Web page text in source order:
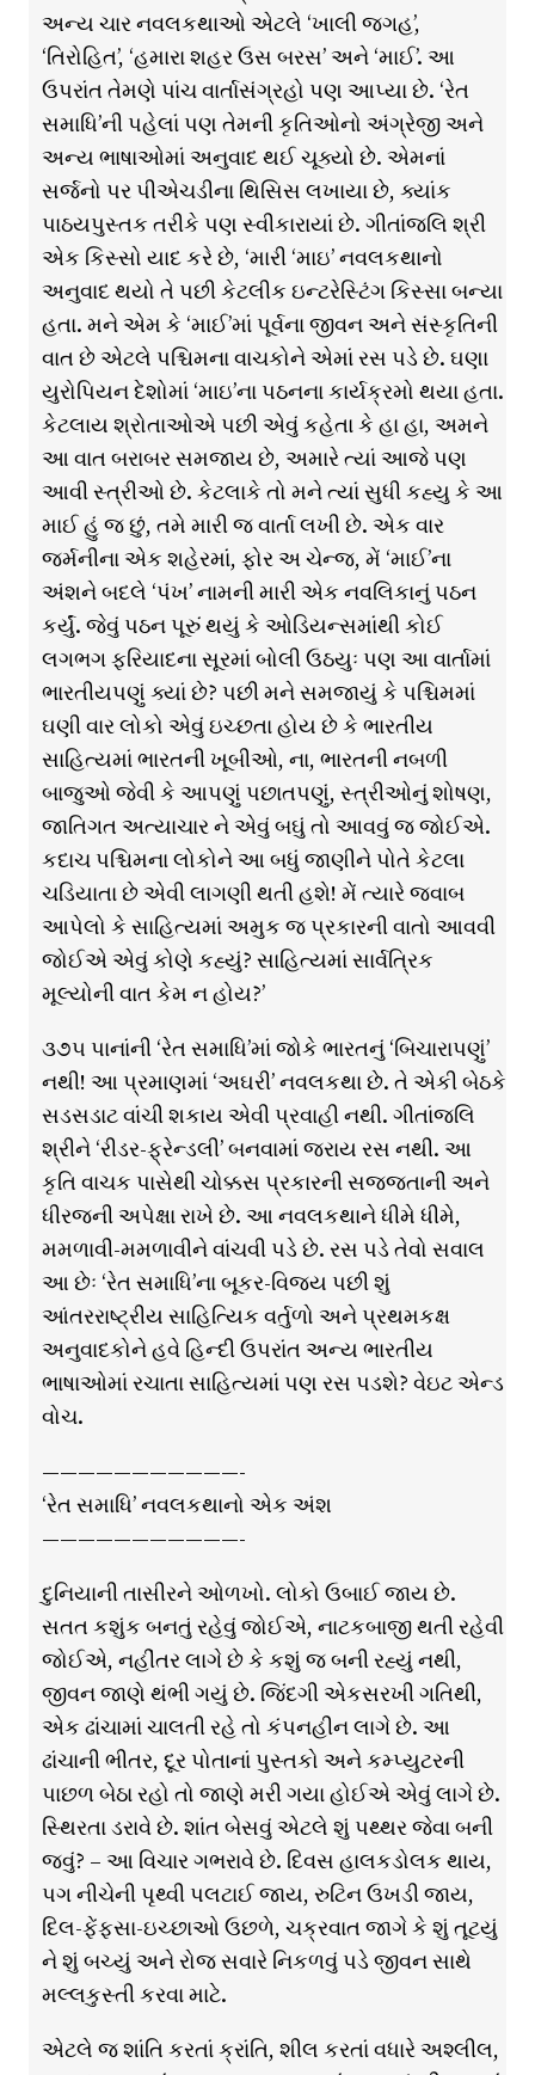
અન્ય ચાર નવલકથાઓ એટલે ‘ખાલી જગહ’,
‘તિરોહિત’, ‘હમારા શહર ઉસ બરસ’ અને ‘માઈ’. આ
ઉપરાંત તેમણે પાંચ વાર્તાસંગ્રહો પણ આપ્યા છે. ‘રેત
સમાધિ’ની પહેલાં પણ તેમની કૃતિઓનો અંગ્રેજી અને
અન્ય ભાષાઓમાં અનુવાદ થઈ ચૂક્યો છે. એમનાં
સર્જનો પર પીએચડીના થિસિસ લખાયા છે, ક્યાંક
પાઠયપુસ્તક તરીકે પણ સ્વીકારાયાં છે. ગીતાંજલિ શ્રી
એક કિસ્સો યાદ કરે છે, ‘મારી ‘માઇ’ નવલકથાનો
અનુવાદ થયો તે પછી કેટલીક ઇન્ટરેસ્ટિંગ કિસ્સા બન્યા
હતા. મને એમ કે ‘માઈ’માં પૂર્વના જીવન અને સંસ્કૃતિની
વાત છે એટલે પશ્ચિમના વાચકોને એમાં રસ પડે છે. ઘણા
યુરોપિયન દેશોમાં ‘માઇ’ના પઠનના કાર્યક્રમો થયા હતા.
કેટલાય શ્રોતાઓએ પછી એવું કહેતા કે હા હા, અમને
આ વાત બરાબર સમજાય છે, અમારે ત્યાં આજે પણ
આવી સ્ત્રીઓ છે. કેટલાકે તો મને ત્યાં સુધી કહ્યુ કે આ
માઈ હું જ છું, તમે મારી જ વાર્તા લખી છે. એક વાર
જર્મનીના એક શહેરમાં, ફોર અ ચેન્જ, મેં ‘માઈ’ના
અંશને બદલે ‘પંખ’ નામની મારી એક નવલિકાનું પઠન
કર્યું. જેવું પઠન પૂરું થયું કે ઓડિયન્સમાંથી કોઈ
લગભગ ફરિયાદના સૂરમાં બોલી ઉઠયુઃ પણ આ વાર્તામાં
ભારતીયપણું ક્યાં છે? પછી મને સમજાયું કે પશ્ચિમમાં
ઘણી વાર લોકો એવું ઇચ્છતા હોય છે કે ભારતીય
સાહિત્યમાં ભારતની ખૂબીઓ, ના, ભારતની નબળી
બાજુઓ જેવી કે આપણું પછાતપણું, સ્ત્રીઓનું શોષણ,
જાતિગત અત્યાચાર ને એવું બઘું તો આવવું જ જોઈએ.
કદાચ પશ્ચિમના લોકોને આ બધું જાણીને પોતે કેટલા
ચડિયાતા છે એવી લાગણી થતી હશે! મેં ત્યારે જવાબ
આપેલો કે સાહિત્યમાં અમુક જ પ્રકારની વાતો આવવી
જોઈએ એવું કોણે કહ્યું? સાહિત્યમાં સાર્વત્રિક
મૂલ્યોની વાત કેમ ન હોય?’
૩૭૫ પાનાંની ‘રેત સમાધિ’માં જોકે ભારતનું ‘બિચારાપણું’
નથી! આ પ્રમાણમાં ‘અઘરી’ નવલકથા છે. તે એકી બેઠકે
સડસડાટ વાંચી શકાય એવી પ્રવાહી નથી. ગીતાંજલિ
શ્રીને ‘રીડર-ફ્રેન્ડલી’ બનવામાં જરાય રસ નથી. આ
કૃતિ વાચક પાસેથી ચોક્કસ પ્રકારની સજ્જતાની અને
ધીરજની અપેક્ષા રાખે છે. આ નવલકથાને ધીમે ધીમે,
મમળાવી-મમળાવીને વાંચવી પડે છે. રસ પડે તેવો સવાલ
આ છેઃ ‘રેત સમાધિ’ના બૂકર-વિજય પછી શું
આંતરરાષ્ટ્રીય સાહિત્યિક વર્તુળો અને પ્રથમકક્ષ
અનુવાદકોને હવે હિન્દી ઉપરાંત અન્ય ભારતીય
ભાષાઓમાં રચાતા સાહિત્યમાં પણ રસ પડશે? વેઇટ એન્ડ
વોચ.
———————————-
‘રેત સમાધિ’ નવલકથાનો એક અંશ
———————————-
દુનિયાની તાસીરને ઓળખો. લોકો ઉબાઈ જાય છે.
સતત કશુંક બનતું રહેવું જોઈએ, નાટકબાજી થતી રહેવી
જોઈએ, નહીંતર લાગે છે કે કશું જ બની રહ્યું નથી,
જીવન જાણે થંભી ગયું છે. જિંદગી એકસરખી ગતિથી,
એક ઢાંચામાં ચાલતી રહે તો કંપનહીન લાગે છે. આ
ઢાંચાની ભીતર, દૂર પોતાનાં પુસ્તકો અને કમ્પ્યુટરની
પાછળ બેઠા રહો તો જાણે મરી ગયા હોઈએ એવું લાગે છે.
સ્થિરતા ડરાવે છે. શાંત બેસવું એટલે શું પથ્થર જેવા બની
જવું? – આ વિચાર ગભરાવે છે. દિવસ હાલકડોલક થાય,
પગ નીચેની પૃથ્વી પલટાઈ જાય, રુટિન ઉખડી જાય,
દિલ-ફેંફસા-ઇચ્છાઓ ઉછળે, ચક્રવાત જાગે કે શું તૂટયું
ને શું બચ્યું અને રોજ સવારે નિકળવું પડે જીવન સાથે
મલ્લકુસ્તી કરવા માટે.
એટલે જ શાંતિ કરતાં ક્રાંતિ, શીલ કરતાં વધારે અશ્લીલ,